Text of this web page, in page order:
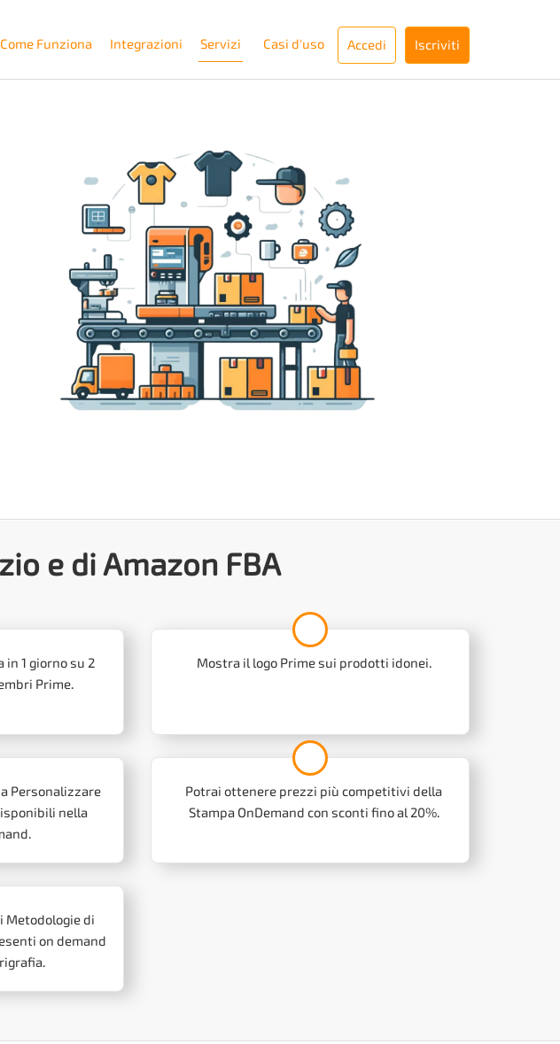
Come Funziona Integrazioni Servizi Casi d'uso Accedi Iscriviti
e di Amazon FBA
1 giorno su 2
Prime.
Mostra il logo Prime sui prodotti idonei.
Personalizzare
nella
Potrai ottenere prezzi più competitivi della
Stampa OnDemand con sconti fino al 20%.
Metodologie di
on demand